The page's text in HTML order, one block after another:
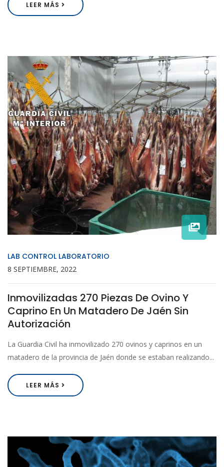
LEER MÁS
LAB CONTROL LABORATORIO
8 SEPTIEMBRE, 2022
Inmovilizadas 270 Piezas De Ovino Y
Caprino En Un Matadero De Jaén Sin
Autorización
La Guardia Civil ha inmovilizado 270 ovinos y caprinos en un
matadero de la provincia de Jaén donde se estaban realizando...
LEER MÁS